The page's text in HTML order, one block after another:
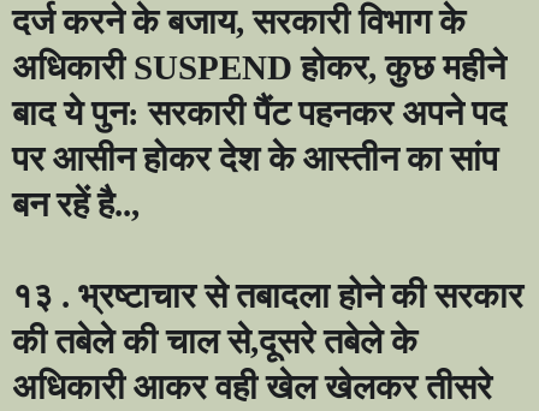
दर्ज करने के बजाय,सरकारी विभाग के
अधिकारी SUSPENDहोकर,कुछ महीने
बाद ये पुन: सरकारी पैंट पहनकर अपने पद
पर आसीन होकर देश के आस्तीन का सांप
बन रहें है..,
१३ . भ्रष्टाचार से तबादला होने की सरकार
की तबेले की चाल से,दूसरे तबेले के
अधिकारी आकर वही खेल खेलकर तीसरे